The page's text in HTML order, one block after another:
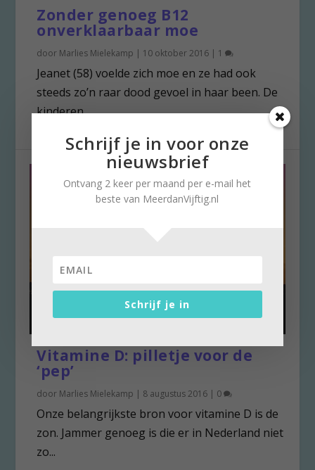
Zonder genoeg B12
onverklaarbaar moe
door Marlies Mielekamp | 10 oktober 2016 | 1
Jeanet (58) voelde zich moe en ze had ook
steeds zo’n raar dood gevoel in haar been. De
kinderen...
Vitamine D: pilletje voor de
‘pep’
door Marlies Mielekamp | 8 augustus 2016 | 0
Onze belangrijkste bron voor vitamine D is de
zon. Jammer genoeg is die er in Nederland niet
zo...
Schrijf je in voor onze
nieuwsbrief
Ontvang 2 keer per maand per e-mail het
beste van MeerdanVijftig.nl
Schrijf je in